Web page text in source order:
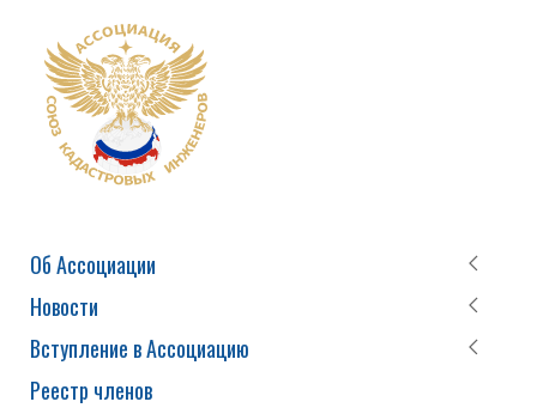
Об Ассоциации
Новости
Вступление в Ассоциацию
Реестр членов